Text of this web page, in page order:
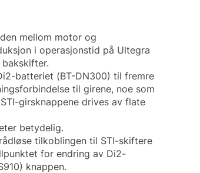
mellom motor og
i operasjonstid på Ultegra
batteriet (BT-DN300) til fremre
til girene, noe som
girsknappene drives av flate
betydelig.
tilkoblingen til STI-skiftere
for endring av Di2-
knappen.